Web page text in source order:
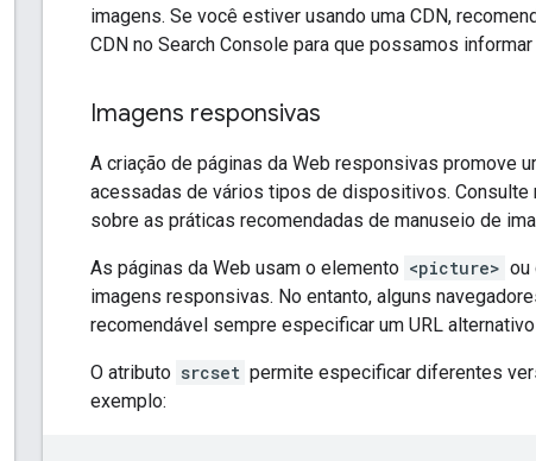
imagens. Se você estiver usando uma CDN,
CDN no Search Console para que possamos
Imagens responsivas
A criação de páginas da Web responsivas promove
acessadas de vários tipos de dispositivos. Consulte
sobre as práticas recomendadas de manuseio de
As páginas da Web usam o elemento <picture> ou
imagens responsivas. No entanto, alguns
recomendável sempre especificar um URL
O atributo srcset permite especificar diferentes
exemplo: